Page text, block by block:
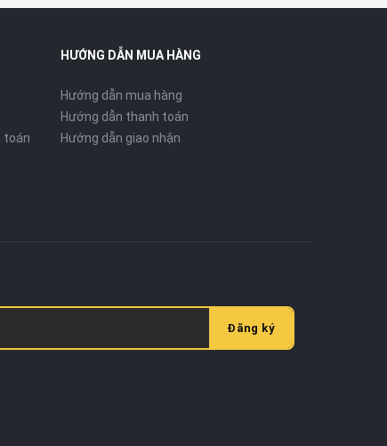
toán
HƯỚNG DẪN MUA HÀNG
Hướng dẫn mua hàng
Hướng dẫn thanh toán
Hướng dẫn giao nhận
Đăng ký